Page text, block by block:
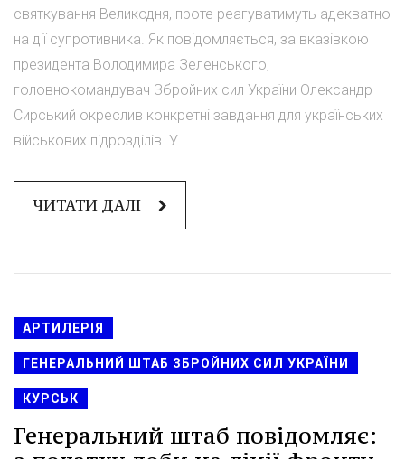
святкування Великодня, проте реагуватимуть адекватно
на дії супротивника. Як повідомляється, за вказівкою
президента Володимира Зеленського,
головнокомандувач Збройних сил України Олександр
Сирський окреслив конкретні завдання для українських
військових підрозділів. У ...
ЧИТАТИ ДАЛІ
АРТИЛЕРІЯ
ГЕНЕРАЛЬНИЙ ШТАБ ЗБРОЙНИХ СИЛ УКРАЇНИ
КУРСЬК
Генеральний штаб повідомляє: